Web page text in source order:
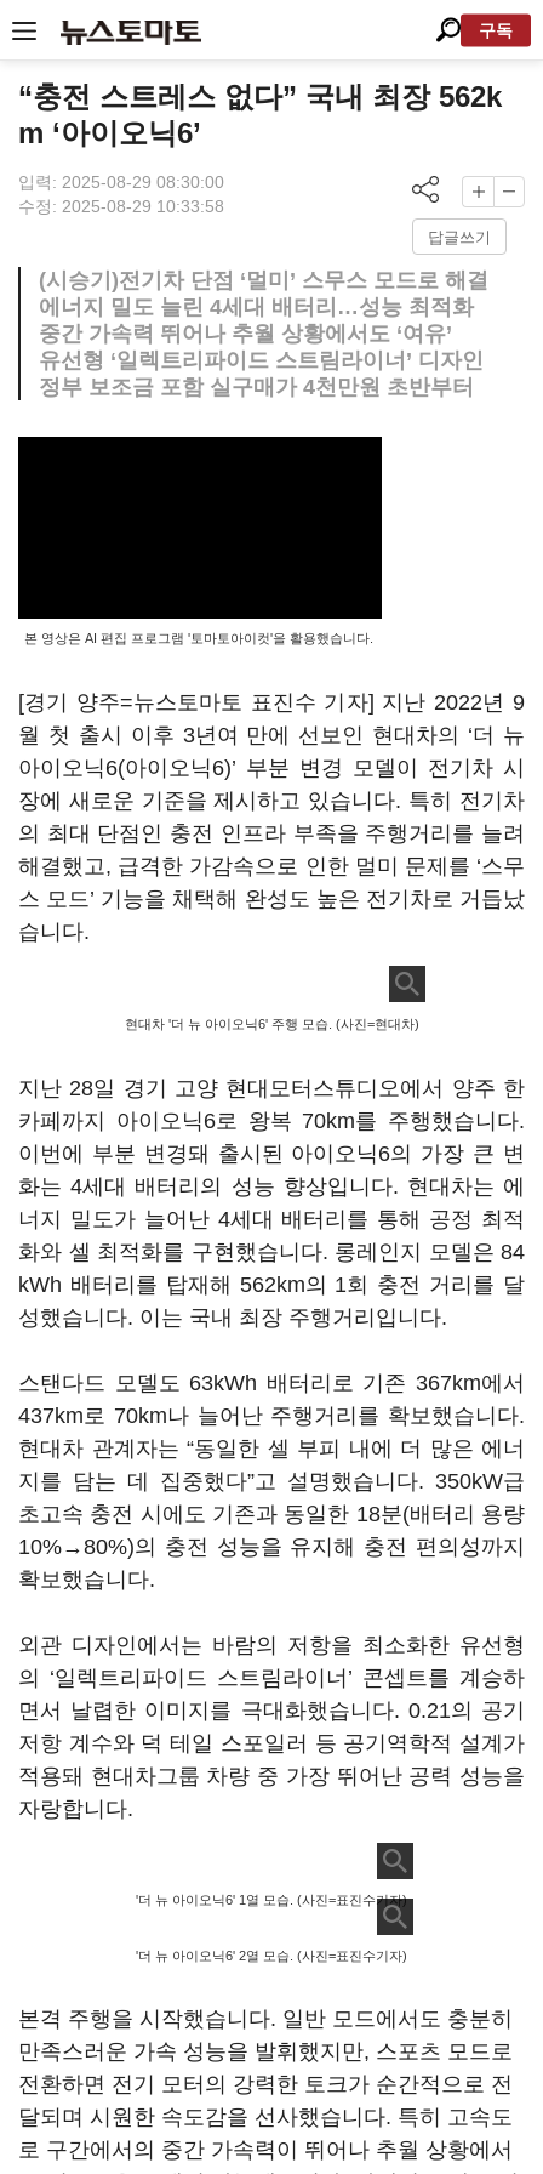
구독
“충전 스트레스 없다” 국내 최장 562k
m ‘아이오닉6’
입력: 2025-08-29 08:30:00
수정: 2025-08-29 10:33:58
답글쓰기
(시승기)전기차 단점 ‘멀미’ 스무스 모드로 해결
에너지 밀도 늘린 4세대 배터리…성능 최적화
중간 가속력 뛰어나 추월 상황에서도 ‘여유’
유선형 ‘일렉트리파이드 스트림라이너’ 디자인
정부 보조금 포함 실구매가 4천만원 초반부터
본 영상은 AI 편집 프로그램 '토마토아이컷'을 활용했습니다.
[경기 양주=뉴스토마토 표진수 기자] 지난 2022년 9
월 첫 출시 이후 3년여 만에 선보인 현대차의 ‘더 뉴
아이오닉6(아이오닉6)’ 부분 변경 모델이 전기차 시
장에 새로운 기준을 제시하고 있습니다. 특히 전기차
의 최대 단점인 충전 인프라 부족을 주행거리를 늘려
해결했고, 급격한 가감속으로 인한 멀미 문제를 ‘스무
스 모드’ 기능을 채택해 완성도 높은 전기차로 거듭났
습니다.
현대차 '더 뉴 아이오닉6' 주행 모습. (사진=현대차)
지난 28일 경기 고양 현대모터스튜디오에서 양주 한
카페까지 아이오닉6로 왕복 70km를 주행했습니다.
이번에 부분 변경돼 출시된 아이오닉6의 가장 큰 변
화는 4세대 배터리의 성능 향상입니다. 현대차는 에
너지 밀도가 늘어난 4세대 배터리를 통해 공정 최적
화와 셀 최적화를 구현했습니다. 롱레인지 모델은 84
kWh 배터리를 탑재해 562km의 1회 충전 거리를 달
성했습니다. 이는 국내 최장 주행거리입니다.
스탠다드 모델도 63kWh 배터리로 기존 367km에서
437km로 70km나 늘어난 주행거리를 확보했습니다.
현대차 관계자는 “동일한 셀 부피 내에 더 많은 에너
지를 담는 데 집중했다”고 설명했습니다. 350kW급
초고속 충전 시에도 기존과 동일한 18분(배터리 용량
10%→80%)의 충전 성능을 유지해 충전 편의성까지
확보했습니다.
외관 디자인에서는 바람의 저항을 최소화한 유선형
의 ‘일렉트리파이드 스트림라이너’ 콘셉트를 계승하
면서 날렵한 이미지를 극대화했습니다. 0.21의 공기
저항 계수와 덕 테일 스포일러 등 공기역학적 설계가
적용돼 현대차그룹 차량 중 가장 뛰어난 공력 성능을
자랑합니다.
'더 뉴 아이오닉6' 1열 모습. (사진=표진수기자)
'더 뉴 아이오닉6' 2열 모습. (사진=표진수기자)
본격 주행을 시작했습니다. 일반 모드에서도 충분히
만족스러운 가속 성능을 발휘했지만, 스포츠 모드로
전환하면 전기 모터의 강력한 토크가 순간적으로 전
달되며 시원한 속도감을 선사했습니다. 특히 고속도
로 구간에서의 중간 가속력이 뛰어나 추월 상황에서